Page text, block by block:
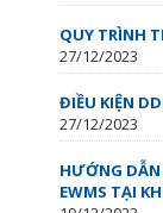
QUY TRÌNH
27/12/2023
ĐIỀU KIỆN
27/12/2023
HƯỚNG
EWMS TẠI